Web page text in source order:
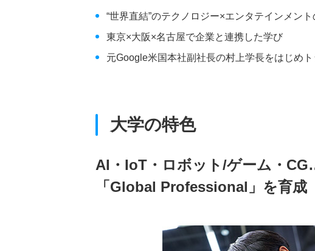
“世界直結”のテクノロジー×エンタテインメン
東京×大阪×名古屋で企業と連携した学び
元Google米国本社副社長の村上学長をはじめ
大学の特色
AI・IoT・ロボット/ゲーム・
「Global Professional」を育成